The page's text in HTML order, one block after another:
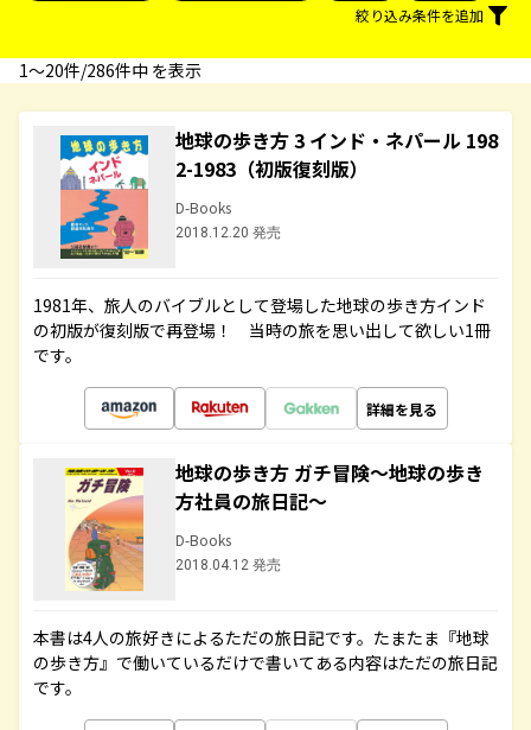
絞り込み条件を追加
1〜20件/286件中 を表示
地球の歩き方 3 インド・ネパール 198
2-1983（初版復刻版）
D-Books
2018.12.20 発売
1981年、旅人のバイブルとして登場した地球の歩き方インド
の初版が復刻版で再登場！ 当時の旅を思い出して欲しい1冊
です。
詳細を見る
地球の歩き方 ガチ冒険～地球の歩き
方社員の旅日記～
D-Books
2018.04.12 発売
本書は4人の旅好きによるただの旅日記です。たまたま『地球
の歩き方』で働いているだけで書いてある内容はただの旅日記
です。